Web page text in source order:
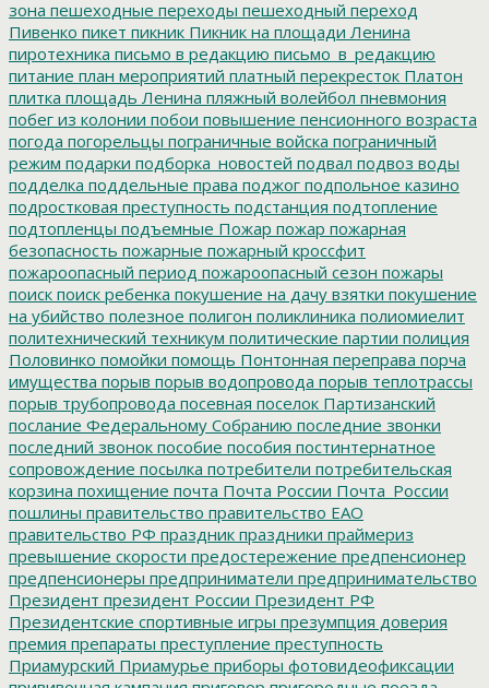
зона пешеходные переходы пешеходный переход
Пивенко пикет пикник Пикник на площади Ленина
пиротехника письмо в редакцию письмо_в_редакцию
питание план мероприятий платный перекресток Платон
плитка площадь Ленина пляжный волейбол пневмония
побег из колонии побои повышение пенсионного возраста
погода погорельцы пограничные войска пограничный
режим подарки подборка_новостей подвал подвоз воды
подделка поддельные права поджог подпольное казино
подростковая преступность подстанция подтопление
подтопленцы подъемные Пожар пожар пожарная
безопасность пожарные пожарный кроссфит
пожароопасный период пожароопасный сезон пожары
поиск поиск ребенка покушение на дачу взятки покушение
на убийство полезное полигон поликлиника полиомиелит
политехнический техникум политические партии полиция
Половинко помойки помощь Понтонная переправа порча
имущества порыв порыв водопровода порыв теплотрассы
порыв трубопровода посевная поселок Партизанский
послание Федеральному Собранию последние звонки
последний звонок пособие пособия постинтернатное
сопровождение посылка потребители потребительская
корзина похищение почта Почта России Почта_России
пошлины правительство правительство ЕАО
правительство РФ праздник праздники праймериз
превышение скорости предостережение предпенсионер
предпенсионеры предприниматели предпринимательство
Президент президент России Президент РФ
Президентские спортивные игры презумпция доверия
премия препараты преступление преступность
Приамурский Приамурье приборы фотовидеофиксации